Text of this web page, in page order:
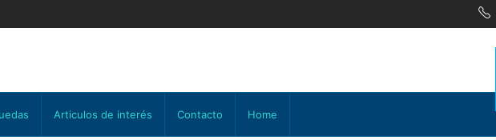
Articulos de interés Contacto Home